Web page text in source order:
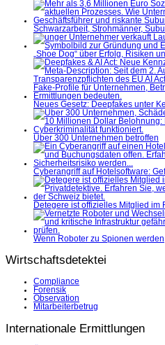
Schwarzarbeit, Strohmänner,
„Shoe Dog“ über Erfolg, Risiken
Neues Gesetz: Deepfakes unter
Über 300 Unternehmen betroffen
Cyberangriff auf Hotelsoftware:
Detegere ist offizielles Mitglied im
Wenn Roboter zu Spionen werden
Wirtschaftsdetektei
Compliance
Forensik
Observation
Mitarbeiterbetrug
Internationale Ermittlungen